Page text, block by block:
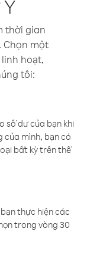
thời gian
Chọn một
hoạt,
tôi:
số dư của bạn khi
của mình, bạn có
bất kỳ trên thế
thực hiện các
trong vòng 30